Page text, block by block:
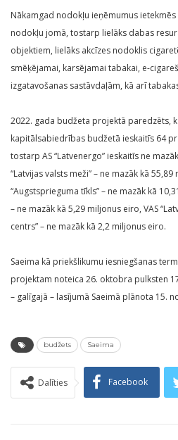
Nākamgad nodokļu ieņēmumus
nodokļu jomā, tostarp lielāks dabas
objektiem, lielāks akcīzes nodoklis
smēķējamai, karsējamai tabakai, e-
izgatavošanas sastāvdaļām, kā arī
2022. gada budžeta projektā paredzēts,
kapitālsabiedrības budžetā ieskaitīs 64
tostarp AS “Latvenergo” ieskaitīs ne
“Latvijas valsts meži” – ne mazāk kā
“Augstsprieguma tīkls” – ne mazāk kā
– ne mazāk kā 5,29 miljonus eiro, VAS
centrs” – ne mazāk kā 2,2 miljonus eiro.
Saeima kā priekšlikumu iesniegšanas
projektam noteica 26. oktobra pulksten
– galīgajā – lasījumā Saeimā plānota 15.
budžets Saeima
Dalīties Facebook